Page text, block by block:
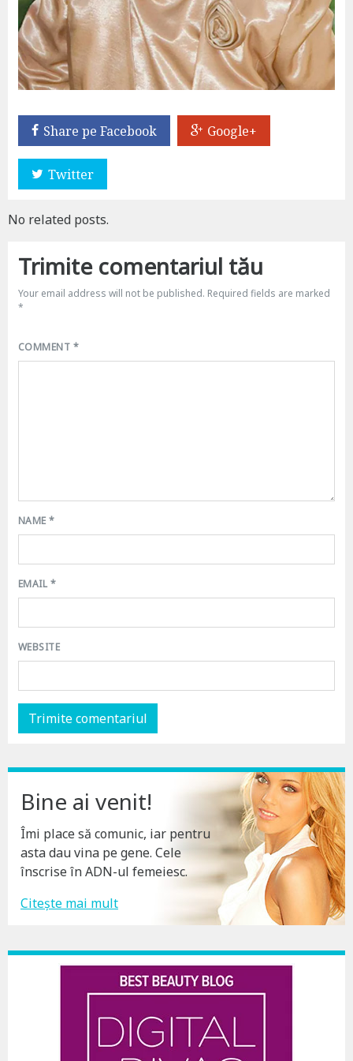
Share pe Facebook Google+
Twitter
No related posts.
Trimite comentariul tău
Your email address will not be published. Required fields are marked
*
COMMENT *
NAME*
EMAIL*
WEBSITE
Bine ai venit!
Îmi place să comunic, iar pentru
asta dau vina pe gene. Cele
înscrise în ADN-ul femeiesc.
Citește mai mult